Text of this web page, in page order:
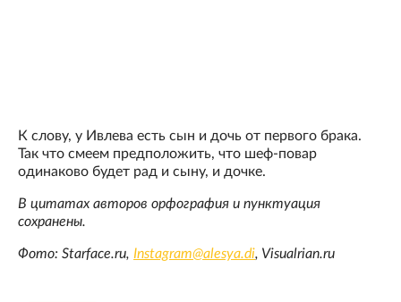
К слову, у Ивлева есть сын и дочь от первого брака.
Так что смеем предположить, что шеф-повар
одинаково будет рад и сыну, и дочке.
В цитатах авторов орфография и пунктуация
сохранены.
Фото: Starface.ru, Instagram@alesya.di, Visualrian.ru